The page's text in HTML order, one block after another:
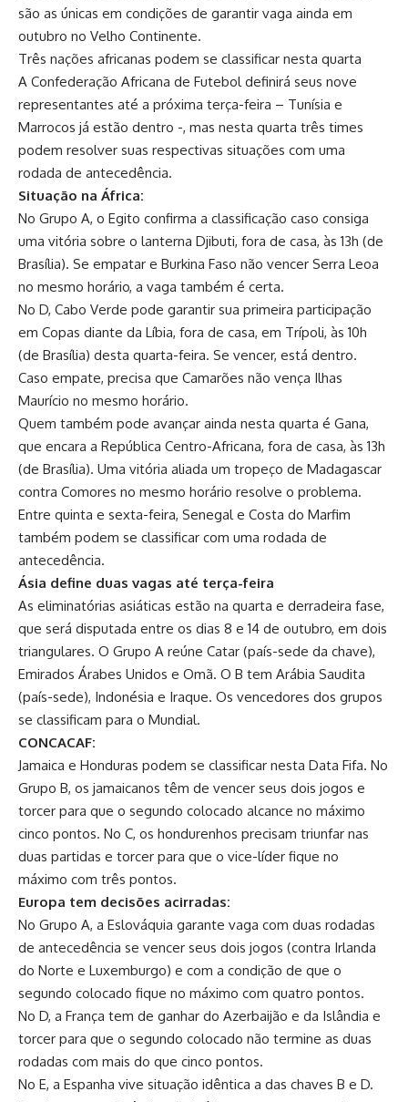
são as únicas em condições de garantir vaga ainda em
outubro no Velho Continente.
Três nações africanas podem se classificar nesta quarta
A Confederação Africana de Futebol definirá seus nove
representantes até a próxima terça-feira – Tunísia e
Marrocos já estão dentro -, mas nesta quarta três times
podem resolver suas respectivas situações com uma
rodada de antecedência.
Situação na África:
No Grupo A, o Egito confirma a classificação caso consiga
uma vitória sobre o lanterna Djibuti, fora de casa, às 13h (de
Brasília). Se empatar e Burkina Faso não vencer Serra Leoa
no mesmo horário, a vaga também é certa.
No D, Cabo Verde pode garantir sua primeira participação
em Copas diante da Líbia, fora de casa, em Trípoli, às 10h
(de Brasília) desta quarta-feira. Se vencer, está dentro.
Caso empate, precisa que Camarões não vença Ilhas
Maurício no mesmo horário.
Quem também pode avançar ainda nesta quarta é Gana,
que encara a República Centro-Africana, fora de casa, às 13h
(de Brasília). Uma vitória aliada um tropeço de Madagascar
contra Comores no mesmo horário resolve o problema.
Entre quinta e sexta-feira, Senegal e Costa do Marfim
também podem se classificar com uma rodada de
antecedência.
Ásia define duas vagas até terça-feira
As eliminatórias asiáticas estão na quarta e derradeira fase,
que será disputada entre os dias 8 e 14 de outubro, em dois
triangulares. O Grupo A reúne Catar (país-sede da chave),
Emirados Árabes Unidos e Omã. O B tem Arábia Saudita
(país-sede), Indonésia e Iraque. Os vencedores dos grupos
se classificam para o Mundial.
CONCACAF:
Jamaica e Honduras podem se classificar nesta Data Fifa. No
Grupo B, os jamaicanos têm de vencer seus dois jogos e
torcer para que o segundo colocado alcance no máximo
cinco pontos. No C, os hondurenhos precisam triunfar nas
duas partidas e torcer para que o vice-líder fique no
máximo com três pontos.
Europa tem decisões acirradas:
No Grupo A, a Eslováquia garante vaga com duas rodadas
de antecedência se vencer seus dois jogos (contra Irlanda
do Norte e Luxemburgo) e com a condição de que o
segundo colocado fique no máximo com quatro pontos.
No D, a França tem de ganhar do Azerbaijão e da Islândia e
torcer para que o segundo colocado não termine as duas
rodadas com mais do que cinco pontos.
No E, a Espanha vive situação idêntica a das chaves B e D.